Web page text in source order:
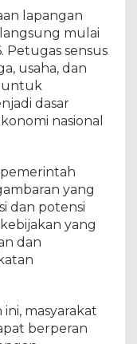
lapangan
mulai
Petugas sensus
usaha, dan
untuk
dasar
nasional
yang
dan potensi
yang
dan
masyarakat
berperan